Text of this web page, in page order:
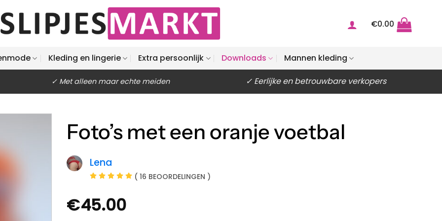
€0.00
Kleding en lingerie Extra persoonlijk Downloads Mannen kleding
✓ Met alleen maar echte meiden ✓ Eerlijke en betrouwbare verkopers
Foto’s met een oranje voetbal
Lena
( 16 BEOORDELINGEN )
€45.00